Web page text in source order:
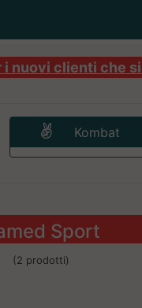
nuovi clienti che
Kombat
Sport
(2 prodotti)